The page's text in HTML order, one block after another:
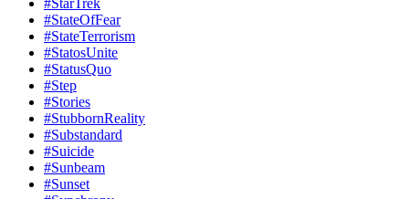
#StarTrek
#StateOfFear
#StateTerrorism
#StatosUnite
#StatusQuo
#Step
#Stories
#StubbornReality
#Substandard
#Suicide
#Sunbeam
#Sunset